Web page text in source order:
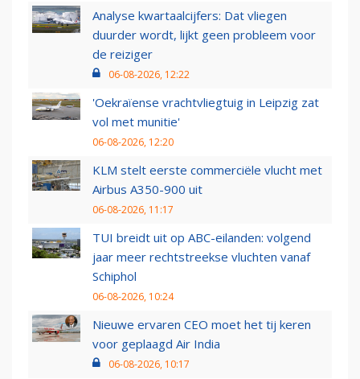
Analyse kwartaalcijfers: Dat vliegen
duurder wordt, lijkt geen probleem voor
de reiziger
06-08-2026, 12:22
'Oekraïense vrachtvliegtuig in Leipzig zat
vol met munitie'
06-08-2026, 12:20
KLM stelt eerste commerciële vlucht met
Airbus A350-900 uit
06-08-2026, 11:17
TUI breidt uit op ABC-eilanden: volgend
jaar meer rechtstreekse vluchten vanaf
Schiphol
06-08-2026, 10:24
Nieuwe ervaren CEO moet het tij keren
voor geplaagd Air India
06-08-2026, 10:17